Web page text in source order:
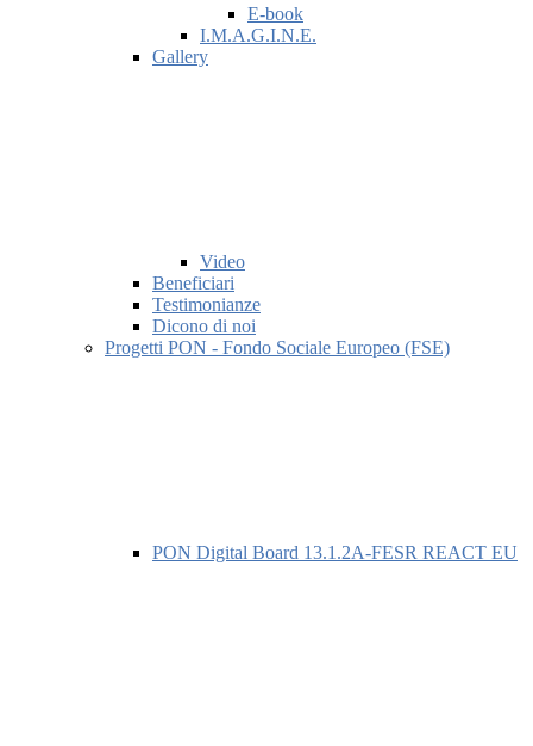
E-book
I.M.A.G.I.N.E.
Gallery
Video
Beneficiari
Testimonianze
Dicono di noi
Progetti PON - Fondo Sociale Europeo (FSE)
PON Digital Board 13.1.2A-FESR REACT EU